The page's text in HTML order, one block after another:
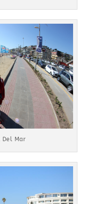
Del Mar